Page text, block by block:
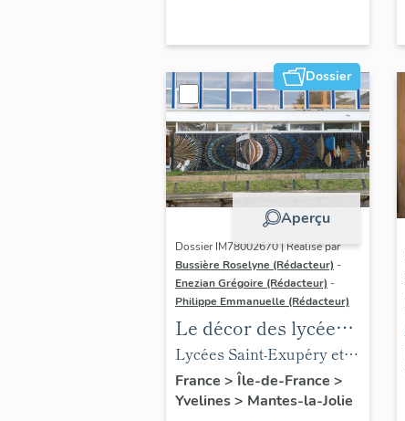
Dossier
Aperçu
Dossier IM78002670 | Réalisé par
Bussière Roselyne (Rédacteur) -
Enezian Grégoire (Rédacteur) -
Philippe Emmanuelle (Rédacteur)
Le décor des lycées
de Mantes
Lycées Saint-Exupéry et
Jean Rostand
France > Île-de-France >
Yvelines> Mantes-la-Jolie